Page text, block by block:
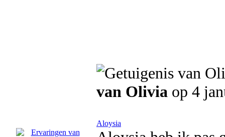
van Olivia op 4
Aloysia